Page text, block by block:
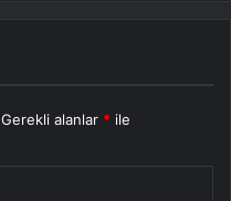
Gerekli alanlar * ile